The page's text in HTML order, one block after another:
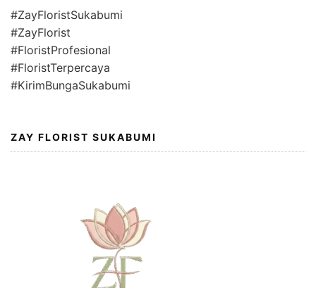
#ZayFloristSukabumi
#ZayFlorist
#FloristProfesional
#FloristTerpercaya
#KirimBungaSukabumi
ZAY FLORIST SUKABUMI